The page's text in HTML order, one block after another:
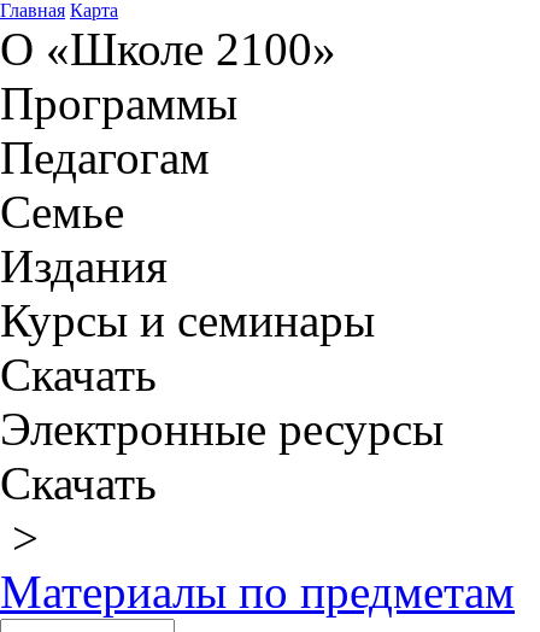
Главная Карта
О «Школе 2100»
Программы
Педагогам
Семье
Издания
Курсы и семинары
Скачать
Электронные ресурсы
Скачать
>
Материалы по предметам